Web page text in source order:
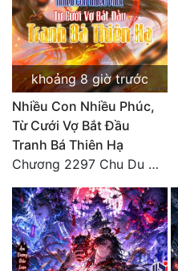
khoảng 8 giờ trước
Nhiều Con Nhiều Phúc,
Từ Cưới Vợ Bắt Đầu
Tranh Bá Thiên Hạ
Chương 2297 Chu Du Du mang thai